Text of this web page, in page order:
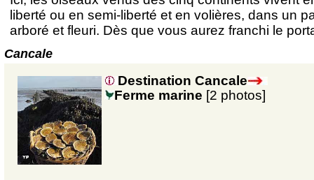
liberté ou en semi-liberté et en volières, dans un
arboré et fleuri. Dès que vous aurez franchi le
Cancale
Destination Cancale
Ferme marine [2 photos]